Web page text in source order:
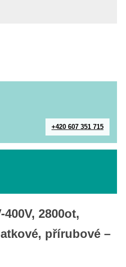
+420 607 351 715
2800ot,
přírubové –